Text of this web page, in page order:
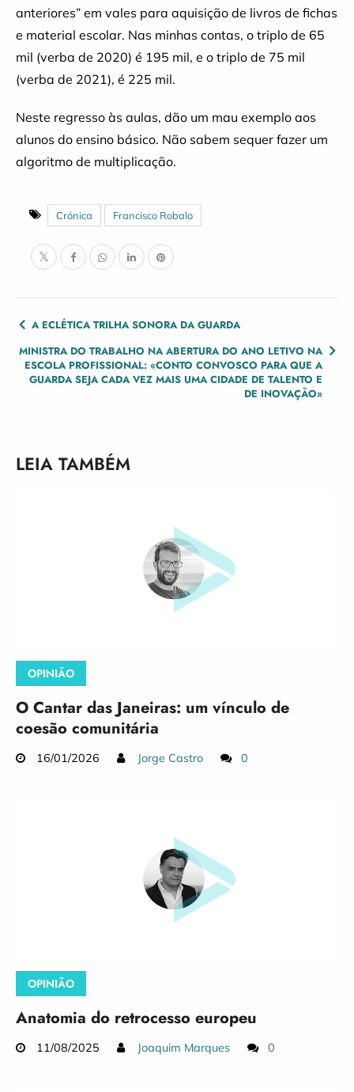
anteriores” em vales para aquisição de livros de fichas
e material escolar. Nas minhas contas, o triplo de 65
mil (verba de 2020) é 195 mil, e o triplo de 75 mil
(verba de 2021), é 225 mil.
Neste regresso às aulas, dão um mau exemplo aos
alunos do ensino básico. Não sabem sequer fazer um
algoritmo de multiplicação.
Crónica Francisco Robalo
POST
NAVIGATION
A ECLÉTICA TRILHA SONORA DA GUARDA
MINISTRA DO TRABALHO NA ABERTURA DO ANO LETIVO NA
ESCOLA PROFISSIONAL: «CONTO CONVOSCO PARA QUE A
GUARDA SEJA CADA VEZ MAIS UMA CIDADE DE TALENTO E
DE INOVAÇÃO»
LEIA TAMBÉM
OPINIÃO
O Cantar das Janeiras: um vínculo de
coesão comunitária
16/01/2026 Jorge Castro 0
OPINIÃO
Anatomia do retrocesso europeu
11/08/2025 Joaquim Marques 0